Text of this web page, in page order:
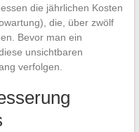
die jährlichen Kosten
die, über zwölf
Bevor man ein
unsichtbaren
verfolgen.